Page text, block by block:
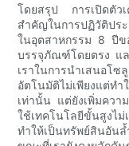
โดยสรุป การเปิดตัวเ
สำคัญในการปฏิวัติป
ในอุตสาหกรรม 8 ปีข
บรรจุภัณฑ์โดยตรง แ
เราในการนำเสนอโ
อัตโนมัติไม่เพียงแต่ท
เท่านั้น แต่ยังเพิ่มควา
ใช้เทคโนโลยีขั้นสูงไ
ทำให้เป็นทรัพย์สินอัน